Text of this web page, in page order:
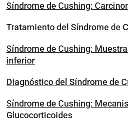
Síndrome de Cushing:
Tratamiento del Síndrome de
Síndrome de Cushing:
inferior
Diagnóstico del Síndrome de
Síndrome de Cushing:
Glucocorticoides